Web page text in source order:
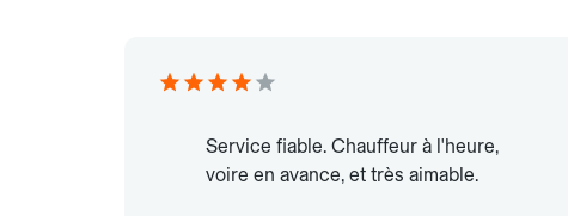
Service fiable. Chauffeur à l'heure,
voire en avance, et très aimable.